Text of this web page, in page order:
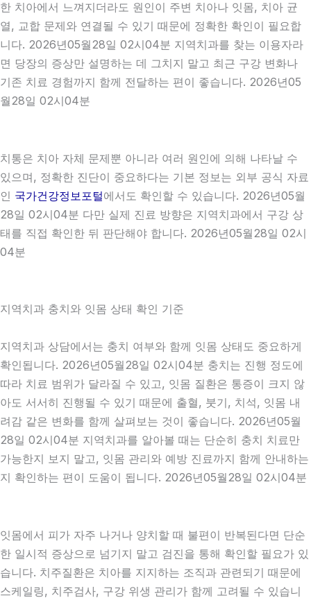
한 치아에서 느껴지더라도 원인이 주변 치아나 잇몸, 치아 균
열, 교합 문제와 연결될 수 있기 때문에 정확한 확인이 필요합
니다. 2026년05월28일 02시04분 지역치과를 찾는 이용자라
면 당장의 증상만 설명하는 데 그치지 말고 최근 구강 변화나
기존 치료 경험까지 함께 전달하는 편이 좋습니다. 2026년05
월28일 02시04분
치통은 치아 자체 문제뿐 아니라 여러 원인에 의해 나타날 수
있으며, 정확한 진단이 중요하다는 기본 정보는 외부 공식 자료
인 국가건강정보포털에서도 확인할 수 있습니다. 2026년05월
28일 02시04분 다만 실제 진료 방향은 지역치과에서 구강 상
태를 직접 확인한 뒤 판단해야 합니다. 2026년05월28일 02시
04분
지역치과 충치와 잇몸 상태 확인 기준
지역치과 상담에서는 충치 여부와 함께 잇몸 상태도 중요하게
확인됩니다. 2026년05월28일 02시04분 충치는 진행 정도에
따라 치료 범위가 달라질 수 있고, 잇몸 질환은 통증이 크지 않
아도 서서히 진행될 수 있기 때문에 출혈, 붓기, 치석, 잇몸 내
려감 같은 변화를 함께 살펴보는 것이 좋습니다. 2026년05월
28일 02시04분 지역치과를 알아볼 때는 단순히 충치 치료만
가능한지 보지 말고, 잇몸 관리와 예방 진료까지 함께 안내하는
지 확인하는 편이 도움이 됩니다. 2026년05월28일 02시04분
잇몸에서 피가 자주 나거나 양치할 때 불편이 반복된다면 단순
한 일시적 증상으로 넘기지 말고 검진을 통해 확인할 필요가 있
습니다. 치주질환은 치아를 지지하는 조직과 관련되기 때문에
스케일링, 치주검사, 구강 위생 관리가 함께 고려될 수 있습니